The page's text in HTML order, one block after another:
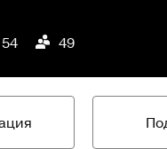
54 49